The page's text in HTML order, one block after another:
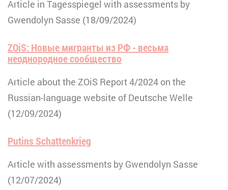
Article in Tagesspiegel with assessments by
Gwendolyn Sasse (18/09/2024)
ZOiS: Новые мигранты из РФ - весьма
неоднородное сообщество
Article about the ZOiS Report 4/2024 on the
Russian-language website of Deutsche Welle
(12/09/2024)
Putins Schattenkrieg
Article with assessments by Gwendolyn Sasse
(12/07/2024)